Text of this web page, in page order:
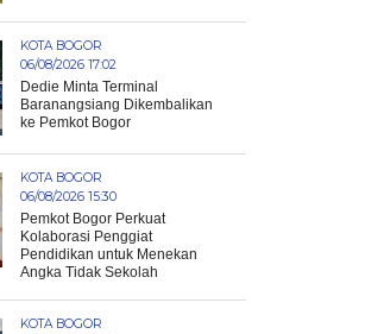
KOTA BOGOR
06/08/2026 17:02
Dedie Minta Terminal
Baranangsiang Dikembalikan
ke Pemkot Bogor
KOTA BOGOR
06/08/2026 15:30
Pemkot Bogor Perkuat
Kolaborasi Penggiat
Pendidikan untuk Menekan
Angka Tidak Sekolah
KOTA BOGOR